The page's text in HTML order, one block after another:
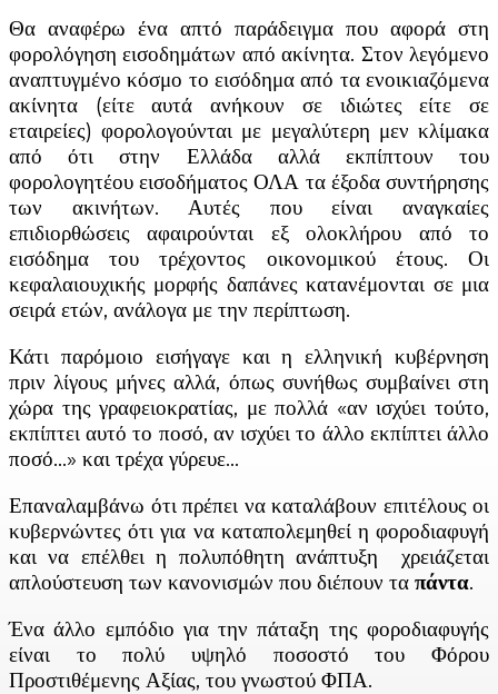
Θα αναφέρω ένα απτό παράδειγμα που αφορά στη
φορολόγηση εισοδημάτων από ακίνητα. Στον λεγόμενο
αναπτυγμένο κόσμο το εισόδημα από τα ενοικιαζόμενα
ακίνητα (είτε αυτά ανήκουν σε ιδιώτες είτε σε
εταιρείες) φορολογούνται με μεγαλύτερη μεν κλίμακα
από ότι στην Ελλάδα αλλά εκπίπτουν του
φορολογητέου εισοδήματος ΟΛΑ τα έξοδα συντήρησης
των ακινήτων. Αυτές που είναι αναγκαίες
επιδιορθώσεις αφαιρούνται εξ ολοκλήρου από το
εισόδημα του τρέχοντος οικονομικού έτους. Οι
κεφαλαιουχικής μορφής δαπάνες κατανέμονται σε μια
σειρά ετών, ανάλογα με την περίπτωση.
Κάτι παρόμοιο εισήγαγε και η ελληνική κυβέρνηση
πριν λίγους μήνες αλλά, όπως συνήθως συμβαίνει στη
χώρα της γραφειοκρατίας, με πολλά «αν ισχύει τούτο,
εκπίπτει αυτό το ποσό, αν ισχύει το άλλο εκπίπτει άλλο
ποσό…» και τρέχα γύρευε…
Επαναλαμβάνω ότι πρέπει να καταλάβουν επιτέλους οι
κυβερνώντες ότι για να καταπολεμηθεί η φοροδιαφυγή
και να επέλθει η πολυπόθητη ανάπτυξη χρειάζεται
απλούστευση των κανονισμών που διέπουν τα πάντα.
Ένα άλλο εμπόδιο για την πάταξη της φοροδιαφυγής
είναι το πολύ υψηλό ποσοστό του Φόρου
Προστιθέμενης Αξίας, του γνωστού ΦΠΑ.